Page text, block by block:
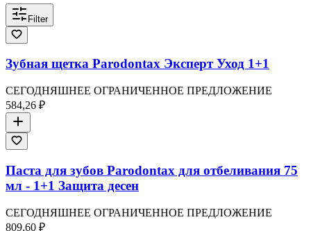
Filter
Зубная щетка Parodontax Эксперт Уход 1+1
СЕГОДНЯШНЕЕ ОГРАНИЧЕННОЕ ПРЕДЛОЖЕНИЕ
584,26 ₽
Паста для зубов Parodontax для отбеливания 75
мл - 1+1 Защита десен
СЕГОДНЯШНЕЕ ОГРАНИЧЕННОЕ ПРЕДЛОЖЕНИЕ
809,60 ₽